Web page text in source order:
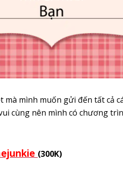
mình muốn gửi đến tất cả
cùng nên mình có chương
(300K)